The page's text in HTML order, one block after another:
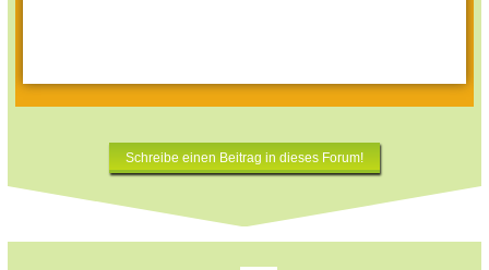
Schreibe einen Beitrag in dieses Forum!